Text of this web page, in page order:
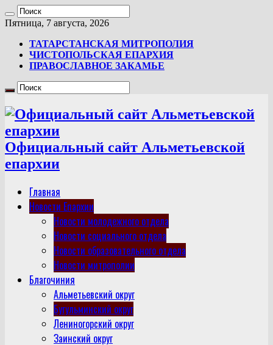
Пятница, 7 августа, 2026
ТАТАРСТАНСКАЯ МИТРОПОЛИЯ
ЧИСТОПОЛЬСКАЯ ЕПАРХИЯ
ПРАВОСЛАВНОЕ ЗАКАМЬЕ
Официальный сайт Альметьевской
епархии
Главная
Новости Епархии
Новости молодежного отдела
Новости социального отдела
Новости образовательного отдела
Новости митрополии
Благочиния
Альметьевский округ
Бугульминский округ
Лениногорский округ
Заинский округ